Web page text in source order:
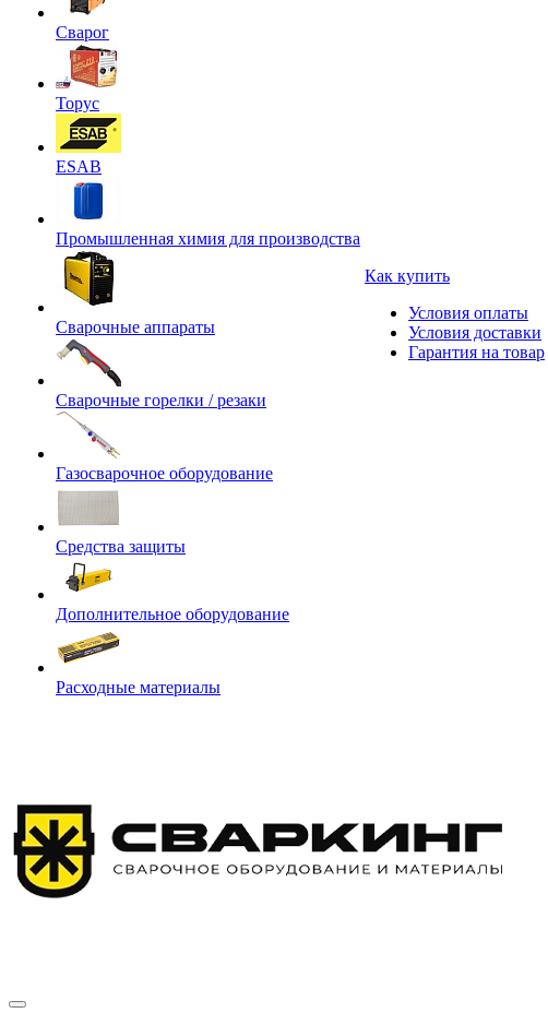
Сварог
Торус
ESAB
Промышленная химия для производства
Сварочные аппараты
Сварочные горелки / резаки
Газосварочное оборудование
Средства защиты
Дополнительное оборудование
Расходные материалы
Как купить
Условия оплаты
Условия доставки
Гарантия на товар